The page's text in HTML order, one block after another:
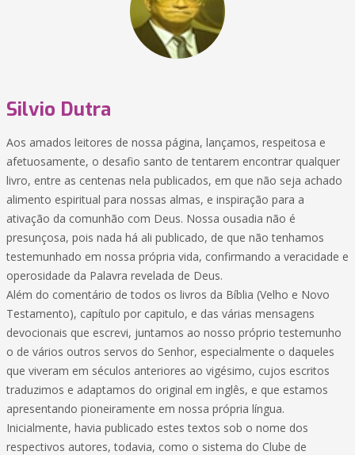
Silvio Dutra
Aos amados leitores de nossa página, lançamos, respeitosa e
afetuosamente, o desafio santo de tentarem encontrar qualquer
livro, entre as centenas nela publicados, em que não seja achado
alimento espiritual para nossas almas, e inspiração para a
ativação da comunhão com Deus. Nossa ousadia não é
presunçosa, pois nada há ali publicado, de que não tenhamos
testemunhado em nossa própria vida, confirmando a veracidade e
operosidade da Palavra revelada de Deus.
Além do comentário de todos os livros da Bíblia (Velho e Novo
Testamento), capítulo por capitulo, e das várias mensagens
devocionais que escrevi, juntamos ao nosso próprio testemunho
o de vários outros servos do Senhor, especialmente o daqueles
que viveram em séculos anteriores ao vigésimo, cujos escritos
traduzimos e adaptamos do original em inglês, e que estamos
apresentando pioneiramente em nossa própria língua.
Inicialmente, havia publicado estes textos sob o nome dos
respectivos autores, todavia, como o sistema do Clube de